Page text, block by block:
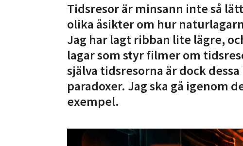
Tidsresor är minsann inte så
olika åsikter om hur
Jag har lagt ribban lite lägre,
lagar som styr filmer om
själva tidsresorna är dock
paradoxer. Jag ska gå igenom
exempel.